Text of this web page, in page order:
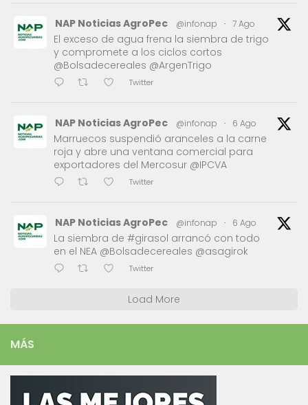
NAP Noticias AgroPec @infonap · 7 Ago
El exceso de agua frena la siembra de trigo
y compromete a los ciclos cortos
@Bolsadecereales @ArgenTrigo
Twitter
NAP Noticias AgroPec @infonap · 6 Ago
Marruecos suspendió aranceles a la carne
roja y abre una ventana comercial para
exportadores del Mercosur @IPCVA
Twitter
NAP Noticias AgroPec @infonap · 6 Ago
La siembra de #girasol arrancó con todo
en el NEA @Bolsadecereales @asagirok
Twitter
Load More
MÁS